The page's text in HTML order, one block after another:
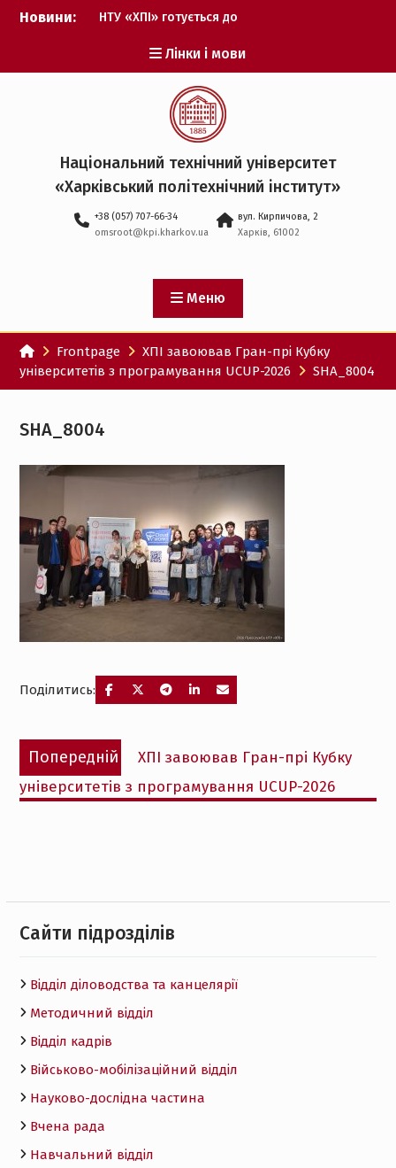
Перейти
Новини:
НТУ «ХПІ» готується до
Музичні таланти ХПІ
запрошуються на
Всеукраїнський
фестиваль «Червона
рута – 2027»
ХПІ уклав угоду про
партнерство з ДержНДІ
технологій кібербезпеки
Головнокомандувачем
Збройних Сил України
участю ХПІ обговорили
перспективи українсько-
іспанського
технологічного
партнерства
Лінки і мови
Національний технічний університет
«Харківський політехнічний iнститут»
+38 (057) 707-66-34
omsroot@kpi.kharkov.ua
вул. Кирпичова, 2
Харків, 61002
Меню
Frontpage
ХПІ завоював Гран-прі Кубку
університетів з програмування UCUP-2026
SHA_8004
SHA_8004
Поділитись:
Навігація
записів
Попередній
Попередній
запис:
ХПІ завоював Гран-прі Кубку
університетів з програмування UCUP-2026
Cайти підрозділів
Відділ діловодства та канцелярії
Методичний відділ
Відділ кадрів
Військово-мобілізаційний відділ
Науково-дослідна частина
Вчена рада
Навчальний відділ